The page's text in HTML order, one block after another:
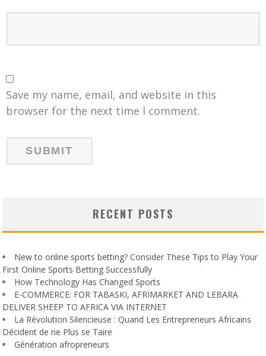
Save my name, email, and website in this
browser for the next time I comment.
RECENT POSTS
New to online sports betting? Consider These Tips to Play Your
First Online Sports Betting Successfully
How Technology Has Changed Sports
E-COMMERCE: FOR TABASKI, AFRIMARKET AND LEBARA
DELIVER SHEEP TO AFRICA VIA INTERNET
La Révolution Silencieuse : Quand Les Entrepreneurs Africains
Décident de ne Plus se Taire
Génération afropreneurs